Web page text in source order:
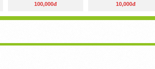
100,000đ
10,000đ